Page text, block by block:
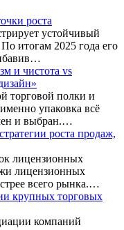
роста
устойчивый
итогам 2025 года его
и чистота vs
торговой полки и
упаковка всё
и выбран.…
роста продаж,
лицензионных
лицензионных
всего рынка.…
крупных торговых
компаний